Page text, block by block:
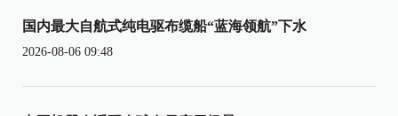
国内最大自航式纯电驱布缆船“蓝海领航”下水
2026-08-06 09:48